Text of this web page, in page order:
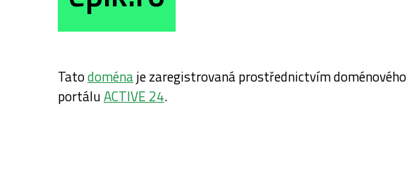
Tatodoménaje zaregistrovaná prostřednictvím doménového
portáluACTIVE 24.